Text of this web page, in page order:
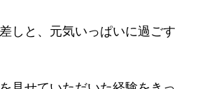
しと、元気いっぱいに過ごす